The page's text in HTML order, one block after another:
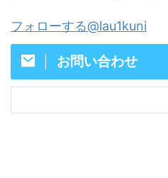
フォローする@lau1kuni
お問い合わせ